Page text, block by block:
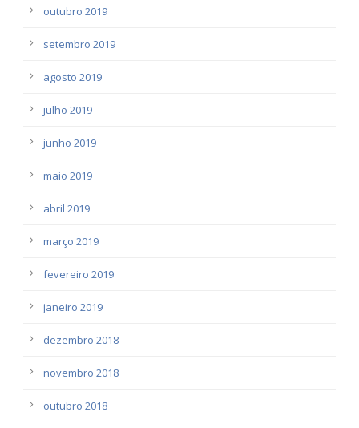
outubro 2019
setembro 2019
agosto 2019
julho 2019
junho 2019
maio 2019
abril 2019
março 2019
fevereiro 2019
janeiro 2019
dezembro 2018
novembro 2018
outubro 2018